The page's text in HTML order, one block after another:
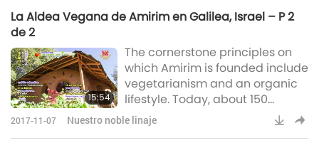
daily practice. The Khrubas
their students and advised
them to switch to a vegetarian
diet.He taught the Dharma to
the villagers, telling them to not
kill or c
La Aldea Vegana de Amirim en Galilea, Israel – P 2
de 2
15:54
The cornerstone principles on
which Amirim is founded include
vegetarianism and an organic
lifestyle. Today, about 150
families live in Amirim, including
many children. Many people are
2017-11-07 Nuestro noble linaje